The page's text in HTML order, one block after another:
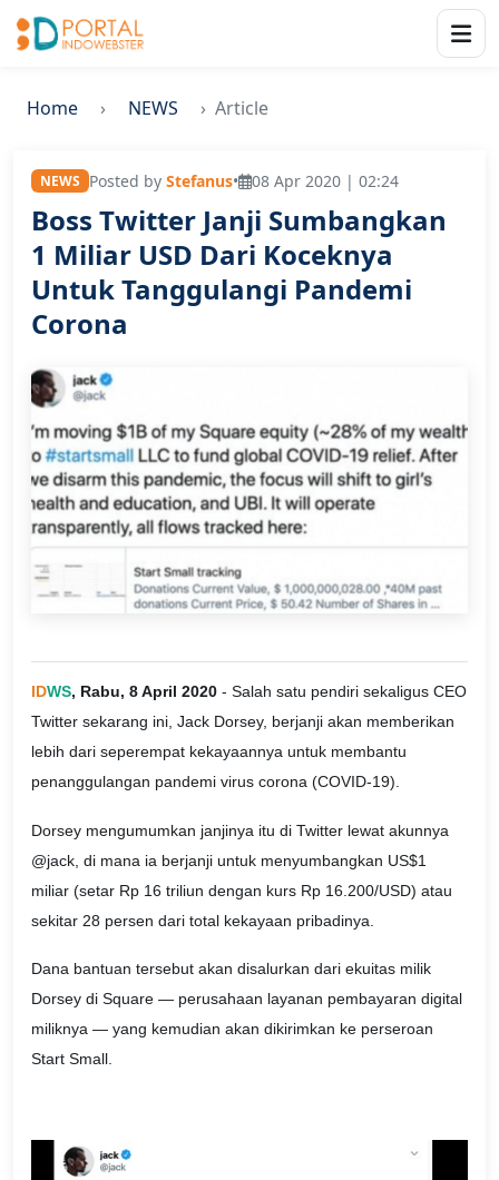
Home NEWS Article
NEWS Posted by Stefanus• 08 Apr 2020 | 02:24
Boss Twitter Janji Sumbangkan
1 Miliar USD Dari Koceknya
Untuk Tanggulangi Pandemi
Corona
IDWS, Rabu, 8 April 2020 - Salah satu pendiri sekaligus CEO
Twitter sekarang ini, Jack Dorsey, berjanji akan memberikan
lebih dari seperempat kekayaannya untuk membantu
penanggulangan pandemi virus corona (COVID-19).
Dorsey mengumumkan janjinya itu di Twitter lewat akunnya
@jack, di mana ia berjanji untuk menyumbangkan US$1
miliar (setar Rp 16 triliun dengan kurs Rp 16.200/USD) atau
sekitar 28 persen dari total kekayaan pribadinya.
Dana bantuan tersebut akan disalurkan dari ekuitas milik
Dorsey di Square — perusahaan layanan pembayaran digital
miliknya — yang kemudian akan dikirimkan ke perseroan
Start Small.